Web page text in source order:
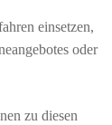
einsetzen,
oder
zu diesen